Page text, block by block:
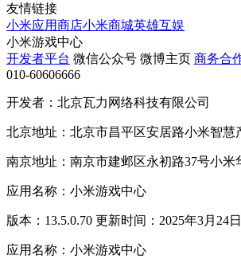
友情链接
小米应用商店小米商城英雄互娱
小米游戏中心
开发者平台 微信公众号 微博主页 商务合
010-60606666
开发者：北京瓦力网络科技有限公司
北京地址：北京市昌平区安居路小米智慧
南京地址：南京市建邺区永初路37号小米
应用名称：小米游戏中心
版本：13.5.0.70 更新时间：2025年3月24日
应用名称：小米游戏中心